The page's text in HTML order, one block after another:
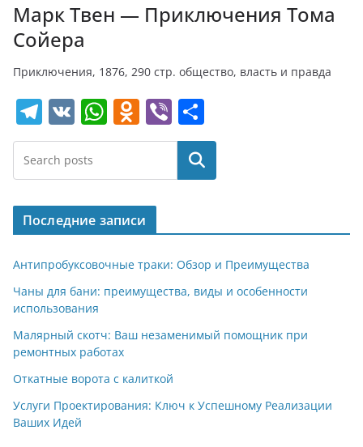
Марк Твен — Приключения Тома
Сойера
Приключения, 1876, 290 стр. общество, власть и правда
T
el
e
gr
a
m
V
K
W
h
s
A
p
p
O
d
o
kl
a
ss
ni
Vi
b
er
т
п
р
в
и
т
Поиск
Последние записи
Антипробуксовочные траки: Обзор и Преимущества
Чаны для бани: преимущества, виды и особенности
использования
Малярный скотч: Ваш незаменимый помощник при
ремонтных работах
Откатные ворота с калиткой
Услуги Проектирования: Ключ к Успешному Реализации
Ваших Идей